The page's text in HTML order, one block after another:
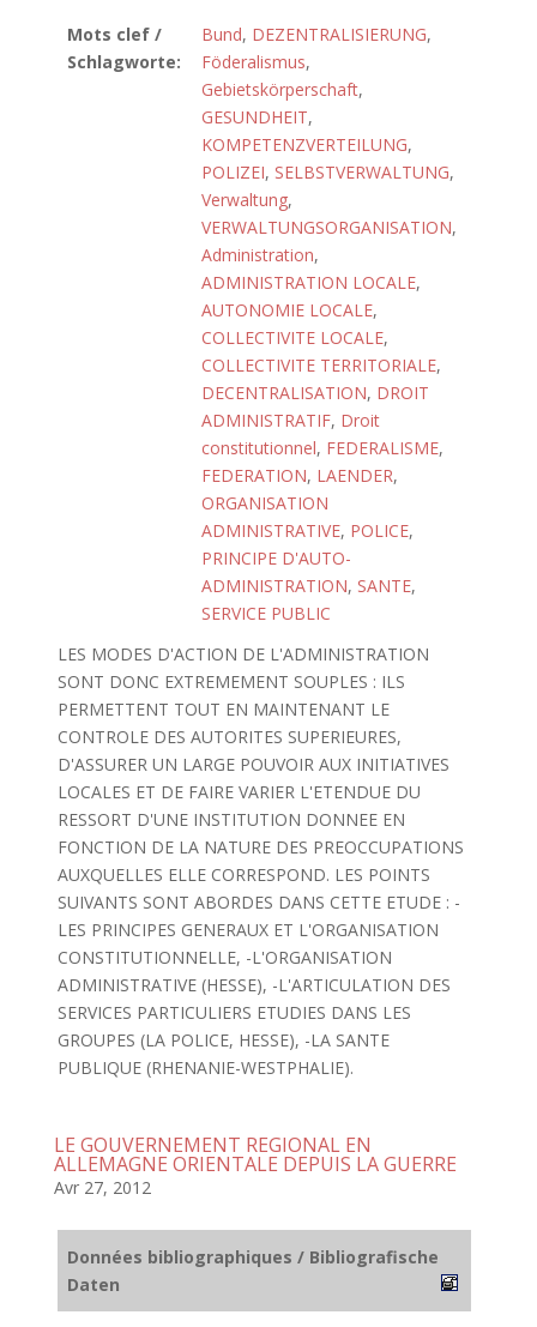
Mots clef /
Schlagworte:
Bund, DEZENTRALISIERUNG,
Föderalismus,
Gebietskörperschaft,
GESUNDHEIT,
KOMPETENZVERTEILUNG,
POLIZEI, SELBSTVERWALTUNG,
Verwaltung,
VERWALTUNGSORGANISATION,
Administration,
ADMINISTRATION LOCALE,
AUTONOMIE LOCALE,
COLLECTIVITE LOCALE,
COLLECTIVITE TERRITORIALE,
DECENTRALISATION, DROIT
ADMINISTRATIF, Droit
constitutionnel, FEDERALISME,
FEDERATION, LAENDER,
ORGANISATION
ADMINISTRATIVE, POLICE,
PRINCIPE D'AUTO-
ADMINISTRATION, SANTE,
SERVICE PUBLIC
LES MODES D'ACTION DE L'ADMINISTRATION
SONT DONC EXTREMEMENT SOUPLES : ILS
PERMETTENT TOUT EN MAINTENANT LE
CONTROLE DES AUTORITES SUPERIEURES,
D'ASSURER UN LARGE POUVOIR AUX INITIATIVES
LOCALES ET DE FAIRE VARIER L'ETENDUE DU
RESSORT D'UNE INSTITUTION DONNEE EN
FONCTION DE LA NATURE DES PREOCCUPATIONS
AUXQUELLES ELLE CORRESPOND. LES POINTS
SUIVANTS SONT ABORDES DANS CETTE ETUDE : -
LES PRINCIPES GENERAUX ET L'ORGANISATION
CONSTITUTIONNELLE, -L'ORGANISATION
ADMINISTRATIVE (HESSE), -L'ARTICULATION DES
SERVICES PARTICULIERS ETUDIES DANS LES
GROUPES (LA POLICE, HESSE), -LA SANTE
PUBLIQUE (RHENANIE-WESTPHALIE).
LE GOUVERNEMENT REGIONAL EN
ALLEMAGNE ORIENTALE DEPUIS LA GUERRE
Avr 27, 2012
Données bibliographiques / Bibliografische
Daten